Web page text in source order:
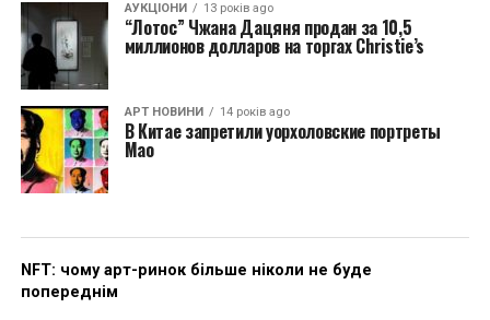
АУКЦІОНИ 13 років ago
“Лотос” Чжана Дацяня продан за 10,5
миллионов долларов на торгах Christie’s
АРТ НОВИНИ 14 років ago
В Китае запретили уорхоловские портреты
Мао
NFT: чому арт-ринок більше ніколи не буде
попереднім